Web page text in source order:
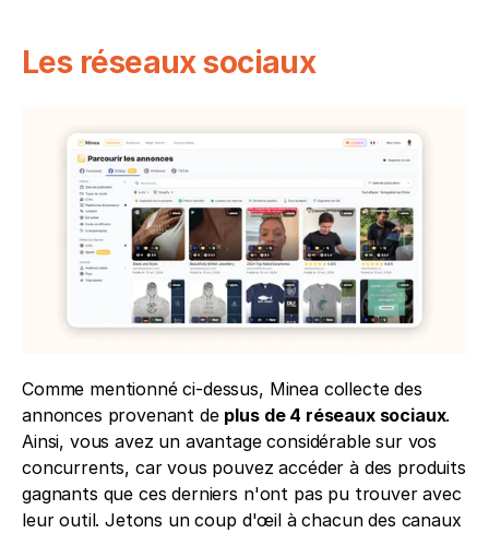
Les réseaux sociaux
Comme mentionné ci-dessus, Minea collecte des
annonces provenant de plus de 4 réseaux sociaux.
Ainsi, vous avez un avantage considérable sur vos
concurrents, car vous pouvez accéder à des produits
gagnants que ces derniers n'ont pas pu trouver avec
leur outil. Jetons un coup d'œil à chacun des canaux